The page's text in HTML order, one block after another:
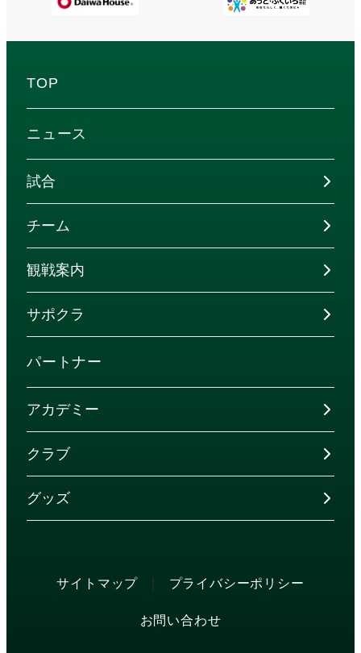
TOP
ニュース
試合
チーム
観戦案内
サポクラ
パートナー
アカデミー
クラブ
グッズ
サイトマップ | プライバシーポリシー
お問い合わせ